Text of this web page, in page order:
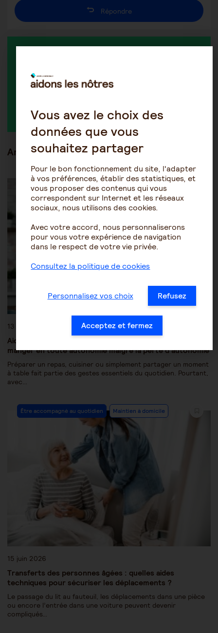
Répondre
Articles en lien
Être accompagné au quotidien Maintien à domicile
13 juillet 2026
Aides techniques pour la cuisine : préparer les repas et
manger en toute autonomie malgré la perte d’autonomie
Préparer un repas, cuisiner ou simplement partager un moment
à table fait partie des gestes essentiels du quotidien. Pourtant,
avec…
Être accompagné au quotidien Maintien à domicile
15 juin 2026
Transferts des personnes âgées : quelles aides
techniques pour sécuriser les déplacements ?
Le passage du lit au fauteuil, les déplacements dans une pièce
ou encore l’entrée dans une voiture peuvent devenir
compliqués…
Vous avez le choix des
données que vous
souhaitez partager
Pour le bon fonctionnement du site, l'adapter
à vos préférences, établir des statistiques, et
vous proposer des contenus qui vous
correspondent sur Internet et les réseaux
sociaux, nous utilisons des cookies.
Avec votre accord, nous personnaliserons
pour vous votre expérience de navigation
dans le respect de votre vie privée.
Consultez la politique de cookies
Personnalisez vos choix Refusez
Acceptez et fermez